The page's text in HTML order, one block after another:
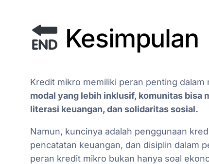
Kesimpulan
Kredit mikro memiliki peran penting
modal yang lebih inklusif, komunitas bisa
literasi keuangan, dan solidaritas sosial.
Namun, kuncinya adalah penggunaan
pencatatan keuangan, dan disiplin dalam
peran kredit mikro bukan hanya soal